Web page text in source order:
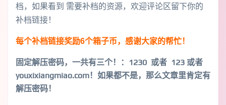
档，如果看到 需要补档的资源，欢迎评论区留下你的
补档链接！
每个补档链接奖励6个箱子币，感谢大家的帮忙！
固定解压密码，一共有三个！
：1230 或者 123 或者
youxixiangmiao.com！如果都不是，那么文章里肯定有
解压密码！